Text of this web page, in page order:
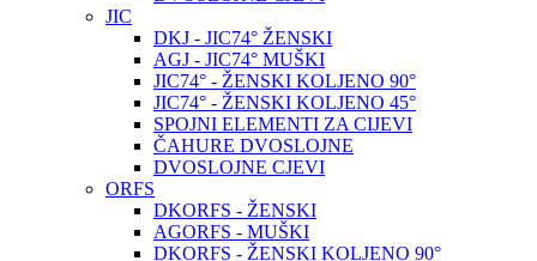
JIC
DKJ - JIC74° ŽENSKI
AGJ - JIC74° MUŠKI
JIC74° - ŽENSKI KOLJENO 90°
JIC74° - ŽENSKI KOLJENO 45°
SPOJNI ELEMENTI ZA CIJEVI
ČAHURE DVOSLOJNE
DVOSLOJNE CJEVI
ORFS
DKORFS - ŽENSKI
AGORFS - MUŠKI
DKORFS - ŽENSKI KOLJENO 90°